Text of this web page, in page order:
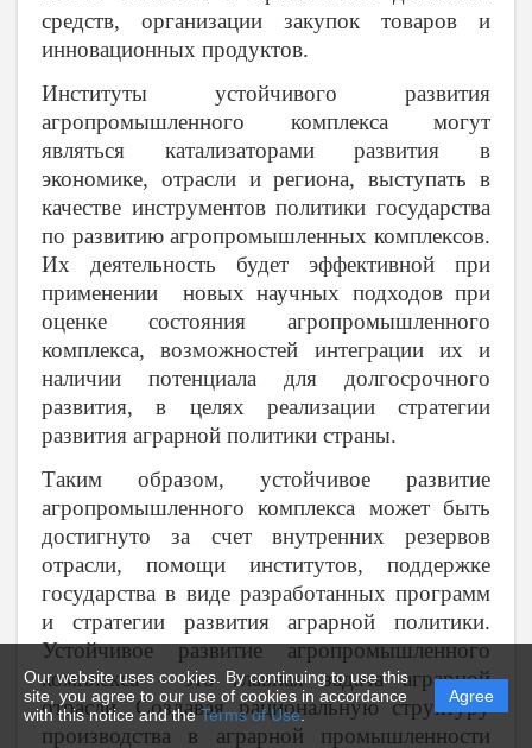
Our website uses cookies. By continuing to use this
site, you agree to our use of cookies in accordance
with this notice and theTerms of Use.
Agree
средств, организации закупок товаров и
инновационных продуктов.
Институты устойчивого развития
агропромышленного комплекса могут
являться катализаторами развития в
экономике, отрасли и региона, выступать в
качестве инструментов политики государства
по развитию агропромышленных комплексов.
Их деятельность будет эффективной при
применении новых научных подходов при
оценке состояния агропромышленного
комплекса, возможностей интеграции их и
наличии потенциала для долгосрочного
развития, в целях реализации стратегии
развития аграрной политики страны.
Таким образом, устойчивое развитие
агропромышленного комплекса может быть
достигнуто за счет внутренних резервов
отрасли, помощи институтов, поддержке
государства в виде разработанных программ
и стратегии развития аграрной политики.
Устойчивое развитие агропромышленного
комплекса - это главная задача аграрной
отрасли. Создавая рациональную структуру
производства в аграрной промышленности